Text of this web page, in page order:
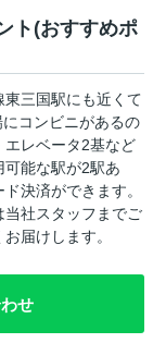
ト(おすすめポ
三国駅にも近くて
コンビニがあるの
エレベータ2基など
能な駅が2駅あ
決済ができます。
社スタッフまでご
届けします。
せ